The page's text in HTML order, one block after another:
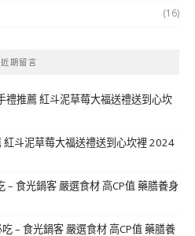
(16)
近期留言
禮推薦 紅斗泥草莓大福送禮送到心坎
紅斗泥草莓大福送禮送到心坎裡 2024
– 食光鍋客 嚴選食材 高CP值 藥膳養身
– 食光鍋客 嚴選食材 高CP值 藥膳養